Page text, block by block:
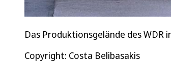
Das Produktionsgelände des
Copyright: Costa Belibasakis